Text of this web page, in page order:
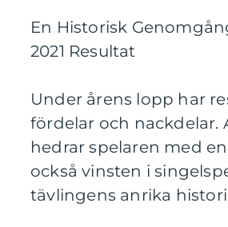
En Historisk
2021 Resultat
Under årens lopp har
fördelar och nackdelar.
hedrar spelaren med
också vinsten i
tävlingens anrika